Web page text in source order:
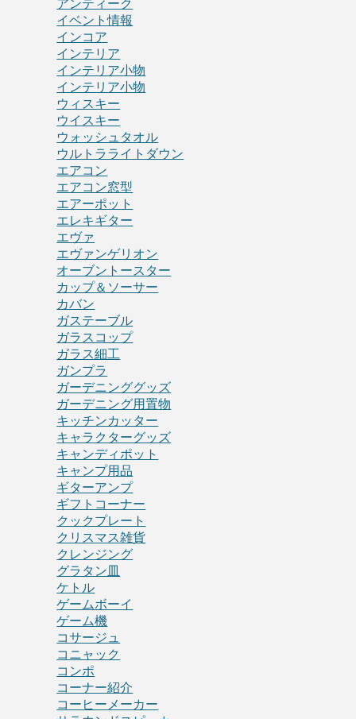
アンティーク
イベント情報
インコア
インテリア
インテリア小物
インテリア小物
ウィスキー
ウイスキー
ウォッシュタオル
ウルトラライトダウン
エアコン
エアコン窓型
エアーポット
エレキギター
エヴァ
エヴァンゲリオン
オーブントースター
カップ＆ソーサー
カバン
ガステーブル
ガラスコップ
ガラス細工
ガンプラ
ガーデニンググッズ
ガーデニング用置物
キッチンカッター
キャラクターグッズ
キャンディポット
キャンプ用品
ギターアンプ
ギフトコーナー
クックプレート
クリスマス雑貨
クレンジング
グラタン皿
ケトル
ゲームボーイ
ゲーム機
コサージュ
コニャック
コンポ
コーナー紹介
コーヒーメーカー